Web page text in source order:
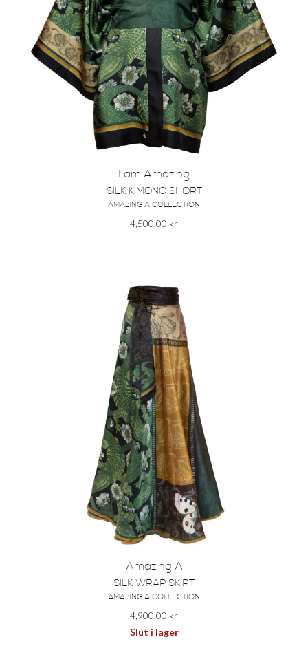
I am Amazing
SILK KIMONO SHORT
AMAZING A COLLECTION
4,500.00 kr
Amazing A
SILK WRAP SKIRT
AMAZING A COLLECTION
4,900.00 kr
Slut i lager